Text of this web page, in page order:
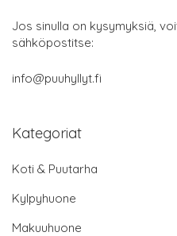
Jos sinulla on kysymyksiä,
sähköpostitse:
info@puuhyllyt.fi
Kategoriat
Koti & Puutarha
Kylpyhuone
Makuuhuone